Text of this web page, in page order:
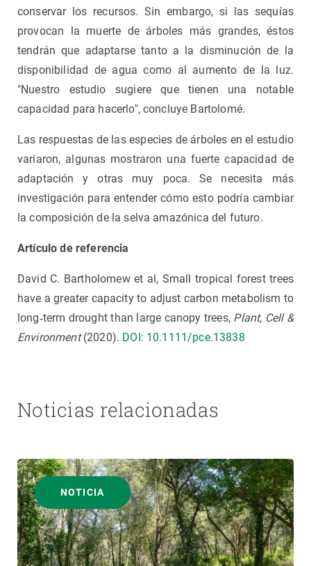
conservar los recursos. Sin embargo, si las sequías
provocan la muerte de árboles más grandes, éstos
tendrán que adaptarse tanto a la disminución de la
disponibilidad de agua como al aumento de la luz.
"Nuestro estudio sugiere que tienen una notable
capacidad para hacerlo", concluye Bartolomé.
Las respuestas de las especies de árboles en el estudio
variaron, algunas mostraron una fuerte capacidad de
adaptación y otras muy poca. Se necesita más
investigación para entender cómo esto podría cambiar
la composición de la selva amazónica del futuro.
Artículo de referencia
David C. Bartholomew et al, Small tropical forest trees
have a greater capacity to adjust carbon metabolism to
long‐term drought than large canopy trees, Plant, Cell &
Environment(2020). DOI: 10.1111/pce.13838
Noticias relacionadas
NOTICIA